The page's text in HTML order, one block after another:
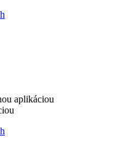
aplikáciou